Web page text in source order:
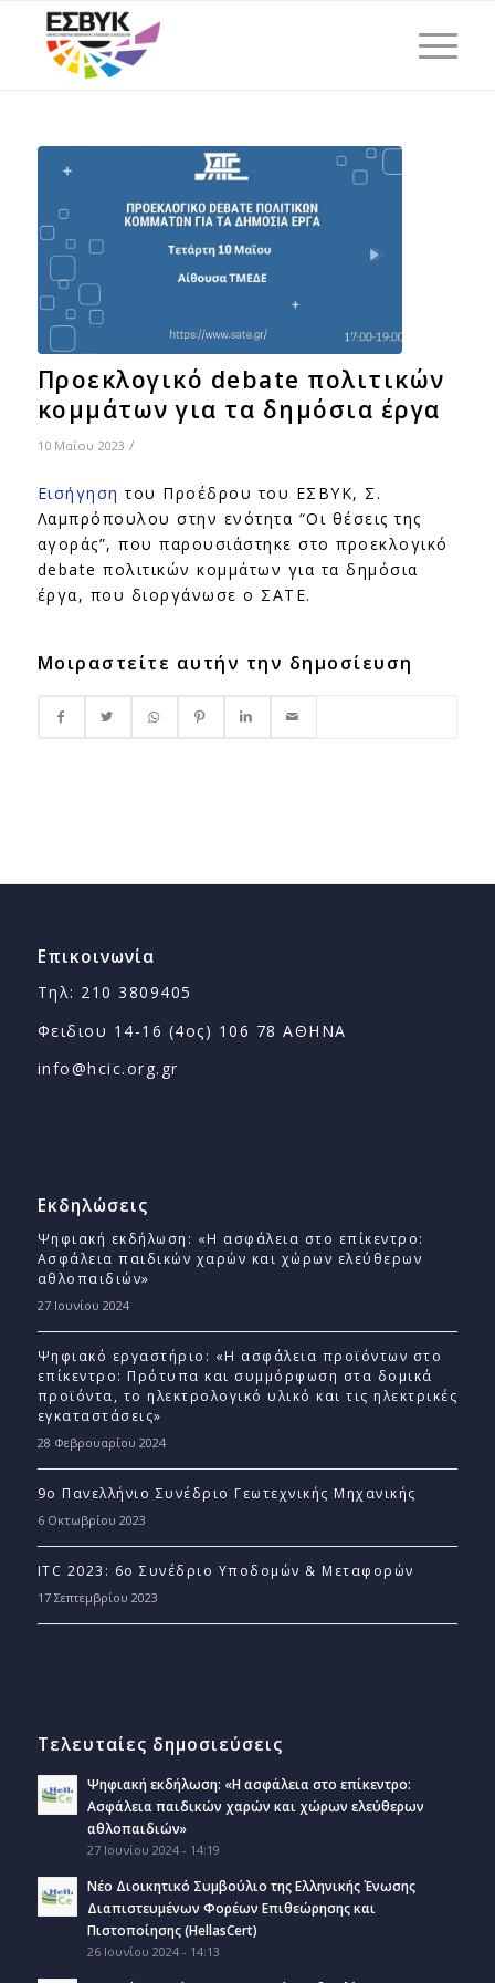
Προεκλογικό debate πολιτικών
κομμάτων για τα δημόσια έργα
10 Μαΐου 2023 /
Εισήγησητου Προέδρου του ΕΣΒΥΚ, Σ.
Λαμπρόπουλου στην ενότητα “Οι θέσεις της
αγοράς”, που παρουσιάστηκε στο προεκλογικό
debate πολιτικών κομμάτων για τα δημόσια
έργα, που διοργάνωσε ο ΣΑΤΕ.
Μοιραστείτε αυτήν την δημοσίευση
Επικοινωνία
Τηλ: 210 3809405
Φειδιου 14-16 (4ος) 106 78 ΑΘΗΝΑ
info@hcic.org.gr
Εκδηλώσεις
Ψηφιακή εκδήλωση: «Η ασφάλεια στο επίκεντρο:
Ασφάλεια παιδικών χαρών και χώρων ελεύθερων
αθλοπαιδιών»
27 Ιουνίου 2024
Ψηφιακό εργαστήριο: «Η ασφάλεια προϊόντων στο
επίκεντρο: Πρότυπα και συμμόρφωση στα δομικά
προϊόντα, το ηλεκτρολογικό υλικό και τις ηλεκτρικές
εγκαταστάσεις»
28 Φεβρουαρίου 2024
9ο Πανελλήνιο Συνέδριο Γεωτεχνικής Μηχανικής
6 Οκτωβρίου 2023
ITC 2023: 6ο Συνέδριο Υποδομών & Μεταφορών
17 Σεπτεμβρίου 2023
Τελευταίες δημοσιεύσεις
Ψηφιακή εκδήλωση: «Η ασφάλεια στο επίκεντρο:
Ασφάλεια παιδικών χαρών και χώρων ελεύθερων
αθλοπαιδιών»
27 Ιουνίου 2024 - 14:19
Νέο Διοικητικό Συμβούλιο της Ελληνικής Ένωσης
Διαπιστευμένων Φορέων Επιθεώρησης και
Πιστοποίησης (HellasCert)
26 Ιουνίου 2024 - 14:13